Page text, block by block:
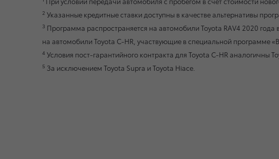
2 Указанные кредитные ставки доступны в качестве альтернативы
3 Программа распространяется на автомобили Toyota RAV4 2020 года
на автомобили Toyota C-HR, участвующие в специальной программе
4 Условия пост-гарантийного контракта для Toyota C-HR аналогичны
5 За исключением Toyota Supra и Toyota Hiace.